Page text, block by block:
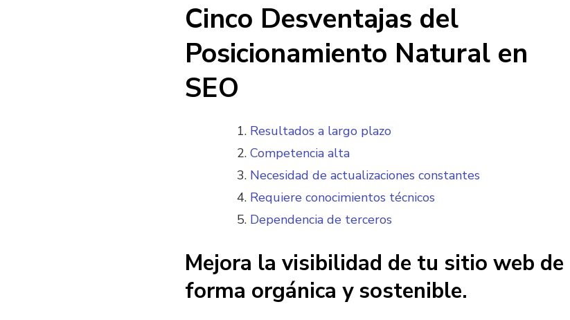
Cinco Desventajas del
Posicionamiento Natural en
SEO
Resultados a largo plazo
Competencia alta
Necesidad de actualizaciones constantes
Requiere conocimientos técnicos
Dependencia de terceros
Mejora la visibilidad de tu sitio web de
forma orgánica y sostenible.